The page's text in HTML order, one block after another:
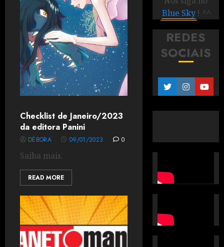
Checklist de Janeiro/2023
da editora Panini
DÉBORA 09/01/2023 0
Saiba mais.
READ MORE
Blue Sky ! ^^
REDES
SOCIAIS